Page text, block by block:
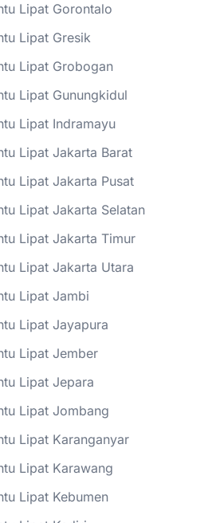
Lipat Gorontalo
Lipat Gresik
Lipat Grobogan
Lipat Gunungkidul
Lipat Indramayu
Lipat Jakarta Barat
Lipat Jakarta Pusat
Lipat Jakarta Selatan
Lipat Jakarta Timur
Lipat Jakarta Utara
Lipat Jambi
Lipat Jayapura
Lipat Jember
Lipat Jepara
Lipat Jombang
Lipat Karanganyar
Lipat Karawang
Lipat Kebumen